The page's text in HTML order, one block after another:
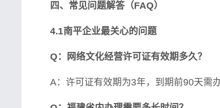
四、常见问题解答（FAQ）
4.1南平企业最关心的问题
Q：网络文化经营许可证有效期多久？
A：许可证有效期为3年，到期前90天需